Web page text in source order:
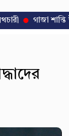
শান্তি উদ্যোগে